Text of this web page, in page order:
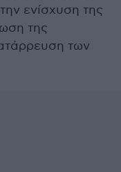
ενίσχυση της
της
των